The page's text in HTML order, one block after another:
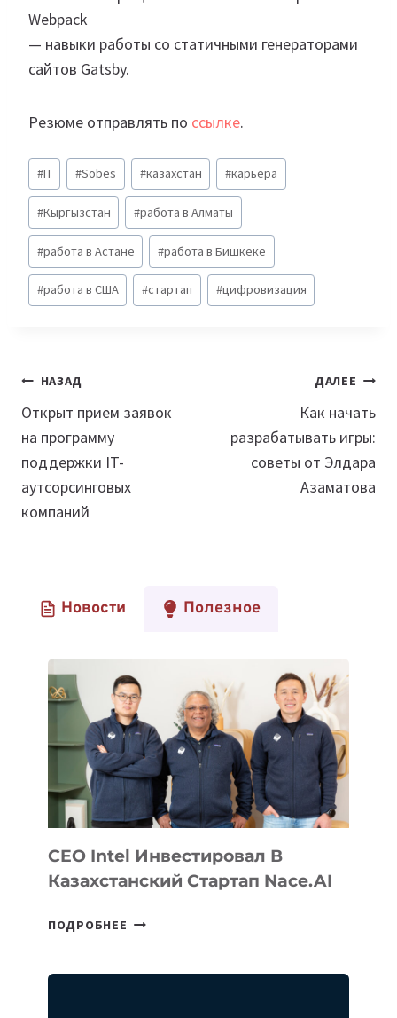
Webpack
— навыки работы со статичными генераторами
сайтов Gatsby.
Резюме отправлять по ссылке.
Метки
записи:
#IT #Sobes #казахстан #карьера
#Кыргызстан #работа в Алматы
#работа в Астане #работа в Бишкеке
#работа в США #стартап #цифровизация
Навигация
по
записям
НАЗАД
Открыт прием заявок
на программу
поддержки IT-
аутсорсинговых
компаний
ДАЛЕЕ
Как начать
разрабатывать игры:
советы от Элдара
Азаматова
Новости Полезное
CEO Intel Инвестировал В
Казахстанский Стартап Nace.AI
ПОДРОБНЕЕ CEO